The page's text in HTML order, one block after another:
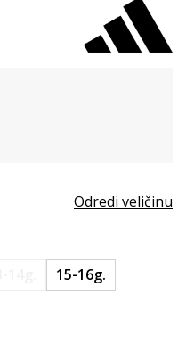
Odredi veličinu
15-16g.